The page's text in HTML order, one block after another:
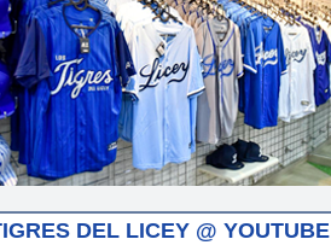
DEL LICEY @ YOUTUBE